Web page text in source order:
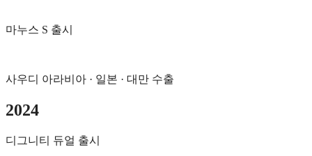
마누스 S 출시
사우디 아라비아 · 일본 · 대만 수출
2024
디그니티 듀얼 출시